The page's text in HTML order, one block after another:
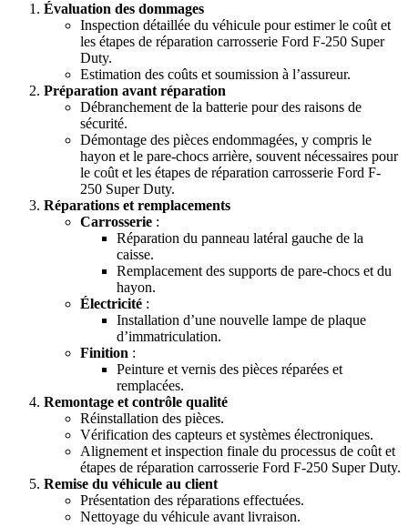
Évaluation des dommages
Inspection détaillée du véhicule pour estimer le coût et
les étapes de réparation carrosserie Ford F-250 Super
Duty.
Estimation des coûts et soumission à l’assureur.
Préparation avant réparation
Débranchement de la batterie pour des raisons de
sécurité.
Démontage des pièces endommagées, y compris le
hayon et le pare-chocs arrière, souvent nécessaires pour
le coût et les étapes de réparation carrosserie Ford F-
250 Super Duty.
Réparations et remplacements
Carrosserie :
Réparation du panneau latéral gauche de la
caisse.
Remplacement des supports de pare-chocs et du
hayon.
Électricité :
Installation d’une nouvelle lampe de plaque
d’immatriculation.
Finition :
Peinture et vernis des pièces réparées et
remplacées.
Remontage et contrôle qualité
Réinstallation des pièces.
Vérification des capteurs et systèmes électroniques.
Alignement et inspection finale du processus de coût et
étapes de réparation carrosserie Ford F-250 Super Duty.
Remise du véhicule au client
Présentation des réparations effectuées.
Nettoyage du véhicule avant livraison.